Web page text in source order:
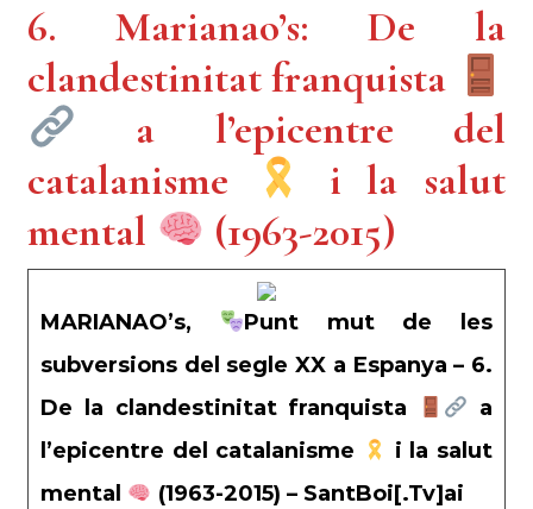
6. Marianao’s: De la
clandestinitat franquista
a l’epicentre del
catalanisme
i la salut
mental
(1963-2015)
MARIANAO’s,
Punt mut de les
subversions del segle XX a Espanya – 6.
De la clandestinitat franquista
a
l’epicentre del catalanisme
i la salut
mental
(1963-2015) – SantBoi[.Tv]ai